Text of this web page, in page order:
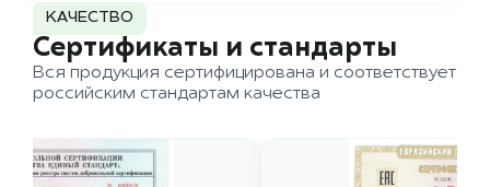
КАЧЕСТВО
Сертификаты и стандарты
Вся продукция сертифицирована и соответствует
российским стандартам качества